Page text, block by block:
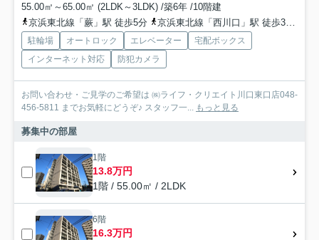
55.00㎡～65.00㎡ (2LDK～3LDK) /築6年 /10階建
京浜東北線「蕨」駅 徒歩5分
京浜東北線「西川口」駅 徒歩30分
駐輪場 オートロック エレベーター
宅配ボックス
インターネット対応
防犯カメラ
お問い合わせ・ご見学のご希望は ㈱ライフ・クリエイト川口東口店048-
456-5811 までお気軽にどうぞ♪ スタッフ一... もっと見る
募集中の部屋
1階
13.8万円
1階 / 55.00㎡ / 2LDK
6階
16.3万円